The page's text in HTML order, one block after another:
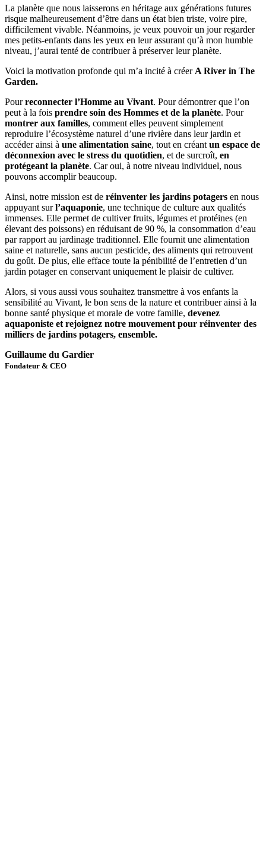
La planète que nous laisserons en héritage aux générations futures
risque malheureusement d’être dans un état bien triste, voire pire,
difficilement vivable. Néanmoins, je veux pouvoir un jour regarder
mes petits-enfants dans les yeux en leur assurant qu’à mon humble
niveau, j’aurai tenté de contribuer à préserver leur planète.
Voici la motivation profonde qui m’a incité à créer A River in The
Garden.
Pourreconnecter l’Homme au Vivant. Pour démontrer que l’on
peut à la fois prendre soin des Hommes et de la planète. Pour
montrer aux familles, comment elles peuvent simplement
reproduire l’écosystème naturel d’une rivière dans leur jardin et
accéder ainsi à une alimentation saine, tout en créant un espace de
déconnexion avec le stress du quotidien, et de surcroît, en
protégeant la planète. Car oui, à notre niveau individuel, nous
pouvons accomplir beaucoup.
Ainsi, notre mission est de réinventer les jardins potagers en nous
appuyant surl’aquaponie, une technique de culture aux qualités
immenses. Elle permet de cultiver fruits, légumes et protéines (en
élevant des poissons) en réduisant de 90 %, la consommation d’eau
par rapport au jardinage traditionnel. Elle fournit une alimentation
saine et naturelle, sans aucun pesticide, des aliments qui retrouvent
du goût. De plus, elle efface toute la pénibilité de l’entretien d’un
jardin potager en conservant uniquement le plaisir de cultiver.
Alors, si vous aussi vous souhaitez transmettre à vos enfants la
sensibilité au Vivant, le bon sens de la nature et contribuer ainsi à la
bonne santé physique et morale de votre famille, devenez
aquaponiste et rejoignez notre mouvement pour réinventer des
milliers de jardins potagers, ensemble.
Guillaume du Gardier
Fondateur & CEO